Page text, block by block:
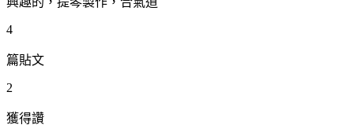
4
篇貼文
2
獲得讚